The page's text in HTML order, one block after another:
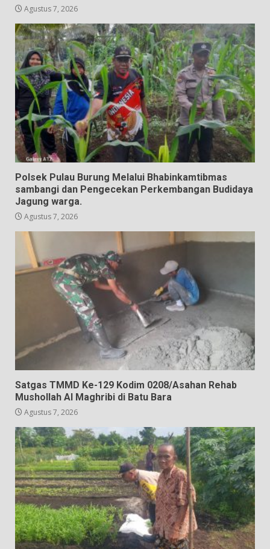
Agustus 7, 2026
Polsek Pulau Burung Melalui Bhabinkamtibmas
sambangi dan Pengecekan Perkembangan Budidaya
Jagung warga.
Agustus 7, 2026
Satgas TMMD Ke-129 Kodim 0208/Asahan Rehab
Mushollah Al Maghribi di Batu Bara
Agustus 7, 2026